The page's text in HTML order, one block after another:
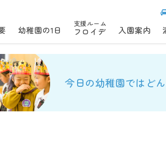
幼稚園の1日
支援ルーム
フロイデ 入園案内
今日の幼稚園ではど